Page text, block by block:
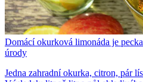
Domácí okurková limonáda je
úrody
Jedna zahradní okurka, citron, pár